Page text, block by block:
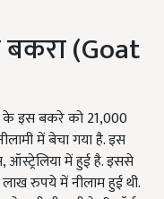
(Goat
इस बकरे को 21,000
में बेचा गया है. इस
ऑस्ट्रेलिया में हुई है. इससे
रुपये में नीलाम हुई थी.